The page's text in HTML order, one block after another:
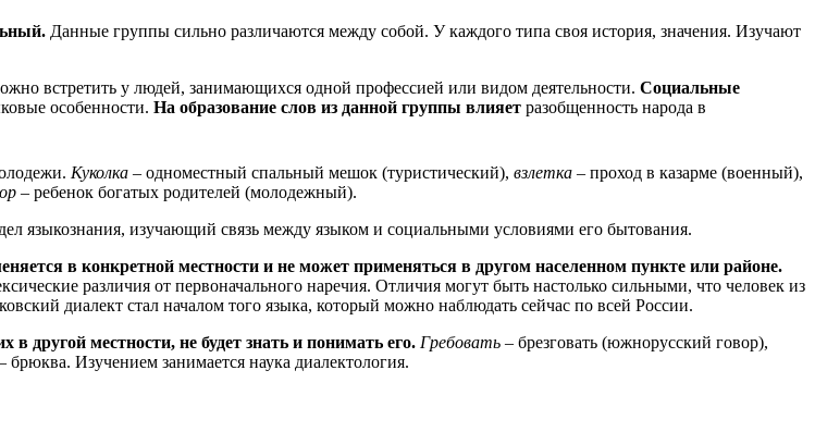
Данные группы сильно различаются между собой. У каждого типа своя история, значения. Изучают
встретить у людей, занимающихся одной профессией или видом деятельности. Социальные
особенности. На образование слов из данной группы влияет разобщенность народа в
Куколка – одноместный спальный мешок (туристический), взлетка – проход в казарме (военный),
– ребенок богатых родителей (молодежный).
языкознания, изучающий связь между языком и социальными условиями его бытования.
в конкретной местности и не может применяться в другом населенном пункте или районе.
различия от первоначального наречия. Отличия могут быть настолько сильными, что человек из
диалект стал началом того языка, который можно наблюдать сейчас по всей России.
другой местности, не будет знать и понимать его. Гребовать – брезговать (южнорусский говор),
брюква. Изучением занимается наука диалектология.